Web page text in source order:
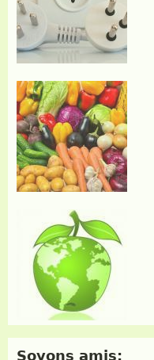
Soyons amis: